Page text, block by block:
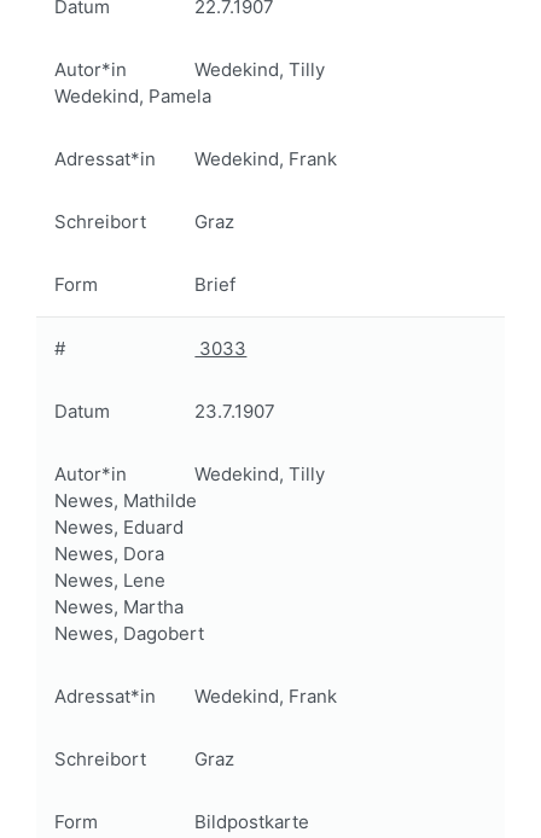
Datum 22.7.1907
Autor*in
Wedekind, Tilly
Wedekind, Pamela
Adressat*in Wedekind, Frank
Schreibort Graz
Form Brief
# 3033
Datum 23.7.1907
Autor*in
Wedekind, Tilly
Newes, Mathilde
Newes, Eduard
Newes, Dora
Newes, Lene
Newes, Martha
Newes, Dagobert
Adressat*in Wedekind, Frank
Schreibort Graz
Form Bildpostkarte